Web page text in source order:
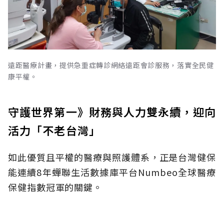
遠距醫療計畫，提供急重症轉診網絡遠距會診服務，落實全民健
康平權。
守護世界第一》財務與人力雙永續，迎向
活力「不老台灣」
如此優質且平權的醫療與照護體系，正是台灣健保
能連續8年蟬聯生活數據庫平台Numbeo全球醫療
保健指數冠軍的關鍵。